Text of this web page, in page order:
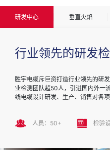
研发中心 垂直火焰
行业领先的研发
胜宇电缆斥巨资打造行业领先的研
业检测团队超50人，引进国内外一
线电缆设计研发、生产、销售对各项
人员：50+ 检验
电缆垂直火焰试验
BSEN 60331-1-2的垂直火焰测试
种火焰传播的垂直火焰测试是电缆
人员：50+ 检验
电缆结构和尺寸
有几种测量方法对电缆的构造及其
我们的专业技术人员进行的一些关
程的一部分，但也作为第三方服务
人员：50+ 检验
电缆绝缘拉伸伸
用于确定拉伸强度和伸长率的测量
的机械性能。 标准BS EN 60811-
套材料的电缆测试方法。
人员：50+ 检验
电缆导体电阻测试
导体电阻电缆测试在全长电缆或至
EN 60228测量。该测试确定1类、
普通圆形或异形铜、镀金属铜、铝
人员：50+ 检验
电缆的气体排放
气体排放测试，更正式地称为气体
BS EN 50267-2）的要求。测试分
测定的酸度测定。
人员：50+ 检验
电缆中交联材料热
热定型测试是一种直接确定绝缘材
联材料是一种被改变以加强和增加
料和外护套材料交联时，通常是为
人员：50+ 检验